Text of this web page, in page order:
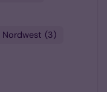
Nordwest 3